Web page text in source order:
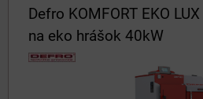
Defro KOMFORT EKO
na eko hrášok 40kW